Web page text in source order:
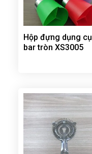
Hộp đựng dụng cụ
bar tròn XS3005